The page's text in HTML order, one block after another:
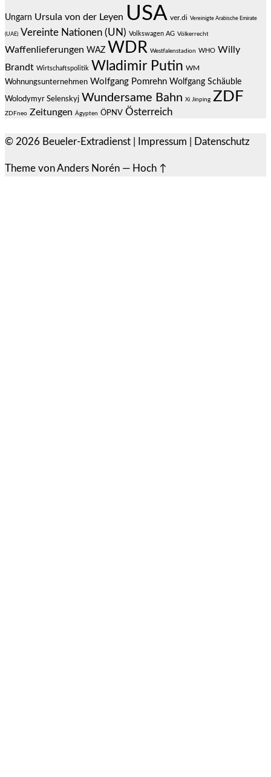
Ungarn Ursula von der Leyen USA ver.di Vereinigte Arabische Emirate
(UAE) Vereinte Nationen (UN) Volkswagen AG Völkerrecht
Waffenlieferungen WAZ WDR Westfalenstadion WHO Willy
Brandt Wirtschaftspolitik Wladimir Putin WM
Wohnungsunternehmen Wolfgang Pomrehn Wolfgang Schäuble
Wolodymyr Selenskyj Wundersame Bahn Xi Jinping ZDF
ZDFneo Zeitungen Ägypten ÖPNV Österreich
© 2026 Beueler-Extradienst Impressum Datenschutz
Theme vonAnders Norén — Hoch ↑